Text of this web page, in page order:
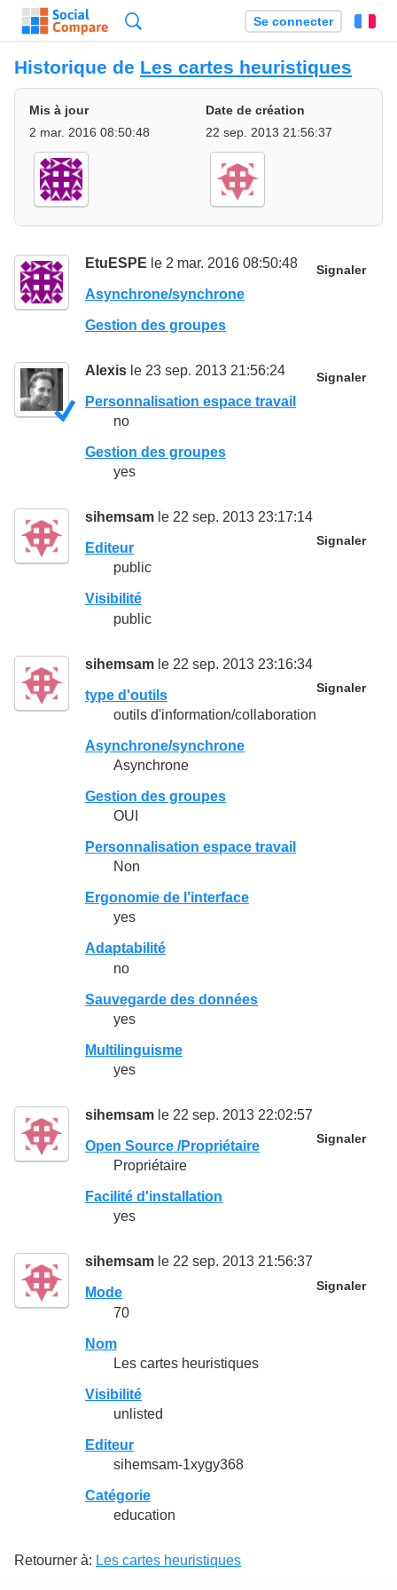
Se connecter
Historique de Les cartes heuristiques
Mis à jour
2 mar. 2016 08:50:48
Date de création
22 sep. 2013 21:56:37
EtuESPE le 2 mar. 2016 08:50:48 Signaler
Asynchrone/synchrone
Gestion des groupes
Alexis le 23 sep. 2013 21:56:24 Signaler
Personnalisation espace travail
no
Gestion des groupes
yes
sihemsam le 22 sep. 2013 23:17:14
Signaler
Editeur
public
Visibilité
public
sihemsam le 22 sep. 2013 23:16:34
Signaler
type d'outils
outils d'information/collaboration
Asynchrone/synchrone
Asynchrone
Gestion des groupes
OUI
Personnalisation espace travail
Non
Ergonomie de l’interface
yes
Adaptabilité
no
Sauvegarde des données
yes
Multilinguisme
yes
sihemsam le 22 sep. 2013 22:02:57
Signaler
Open Source /Propriétaire
Propriétaire
Facilité d'installation
yes
sihemsam le 22 sep. 2013 21:56:37
Signaler
Mode
70
Nom
Les cartes heuristiques
Visibilité
unlisted
Editeur
sihemsam-1xygy368
Catégorie
education
Retourner à: Les cartes heuristiques